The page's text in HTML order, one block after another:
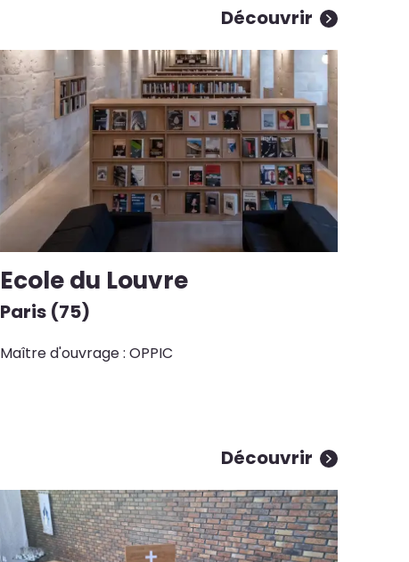
Découvrir
Ecole du Louvre
Paris (75)
Maître d'ouvrage : OPPIC
Découvrir